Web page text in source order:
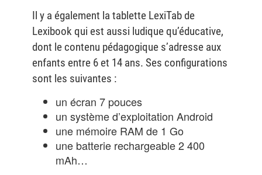
Il y a également la tablette LexiTab de
Lexibook qui est aussi ludique qu’éducative,
dont le contenu pédagogique s’adresse aux
enfants entre 6 et 14 ans. Ses configurations
sont les suivantes :
un écran 7 pouces
un système d’exploitation Android
une mémoire RAM de 1 Go
une batterie rechargeable 2 400
mAh…